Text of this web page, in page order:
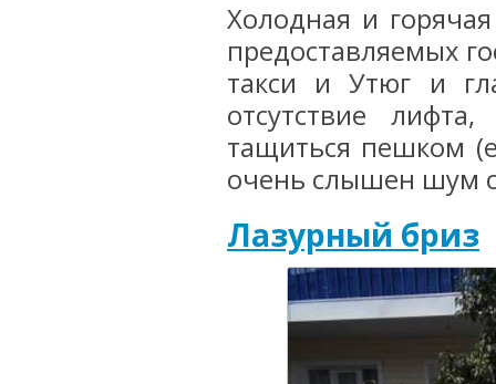
Холодная и
предоставляемых
такси и Утюг и
отсутствие
тащиться пешком
очень слышен шум
Лазурный бриз